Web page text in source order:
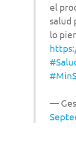
el
salud
lo
—